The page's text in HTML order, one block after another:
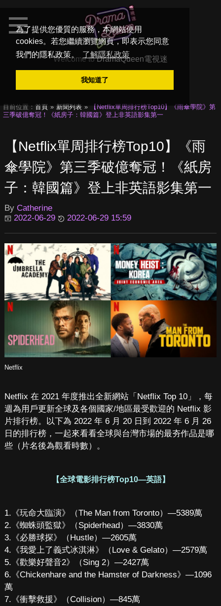
為了提供您優質的服務，本網站使用
cookies。若您繼續瀏覽網頁，即表示您同意
我們的隱私政策。
了解隱私政策
我知道了
Welcome toDramaQueen電視迷
目前位置： 首頁 新聞列表
【Netflix單周排行榜Top10】《雨傘學院》第
三季破億奪冠！《紙房子：韓國篇》登上非英語影集第一
【Netflix單周排行榜Top10】《雨
傘學院》第三季破億奪冠！《紙房
子：韓國篇》登上非英語影集第一
By Catherine
2022-06-29
2022-06-29 15:59
Netflix
Netflix 在 2021 年度推出全新網站「Netflix Top 10」，每
週為用戶更新全球及各個國家/地區最受歡迎的 Netflix 影
片排行榜。以下為 2022 年 6 月 20 日到 2022 年 6 月 26
日的排行榜，一起來看看全球與台灣市場的最夯作品是哪
些（片名後為觀看時數）。
【全球電影排行榜Top10—英語】
1.《玩命大臨演》（The Man from Toronto）—5389萬
2.《蜘蛛頭監獄》（Spiderhead）—3830萬
3.《必勝球探》（Hustle）—2605萬
4.《我愛上了義式冰淇淋》（Love & Gelato）—2579萬
5.《歡樂好聲音2》（Sing 2）—2427萬
6.《Chickenhare and the Hamster of Darkness》—1096
萬
7.《衝擊救援》（Collision）—845萬